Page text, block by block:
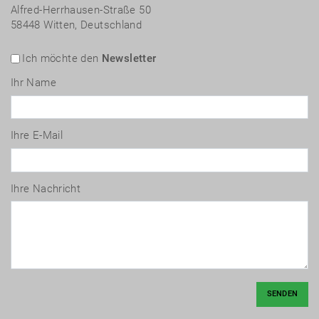
Alfred-Herrhausen-Straße 50
58448 Witten, Deutschland
Ich möchte den Newsletter
Ihr Name
Ihre E-Mail
Ihre Nachricht
SENDEN